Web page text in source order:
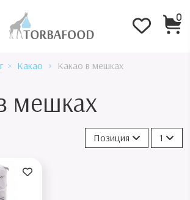
0
Какао Какао в мешках
мешках
Позиция 1